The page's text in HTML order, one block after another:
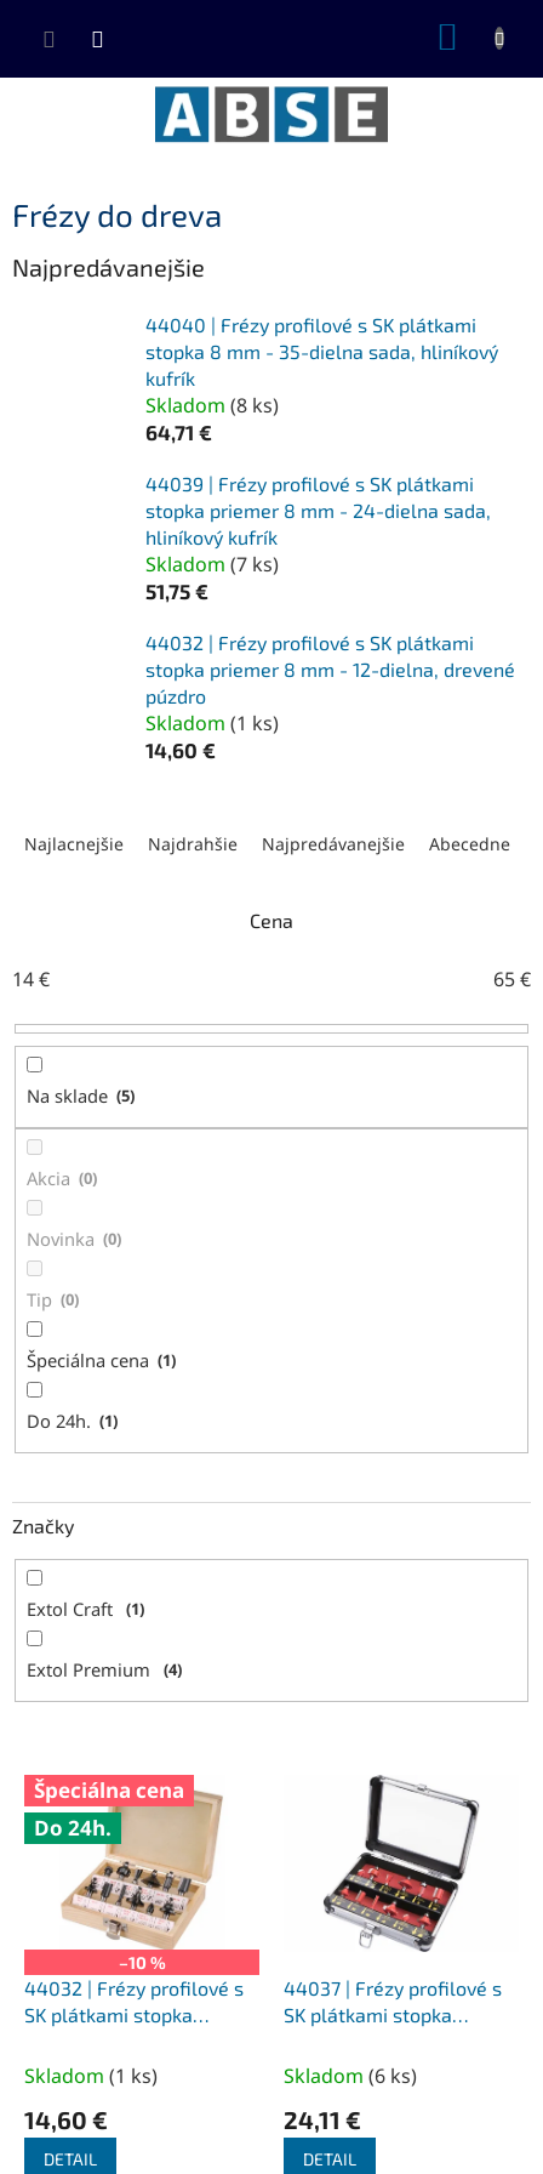
Frézy do dreva
Najpredávanejšie
44040 | Frézy profilové s SK plátkami
stopka 8 mm - 35-dielna sada, hliníkový
kufrík
Skladom (8 ks)
64,71 €
44039 | Frézy profilové s SK plátkami
stopka priemer 8 mm - 24-dielna sada,
hliníkový kufrík
Skladom (7 ks)
51,75 €
44032 | Frézy profilové s SK plátkami
stopka priemer 8 mm - 12-dielna, drevené
púzdro
Skladom (1 ks)
14,60 €
e
r
o
k
Najlacnejšie Najdrahšie Najpredávanejšie Abecedne
Cena
14€ 65€
Na sklade 5
Akcia 0
Novinka 0
Tip 0
Špeciálna cena 1
Do 24h. 1
Značky
Extol Craft 1
Extol Premium 4
V
Špeciálna cena
Do 24h.
–10 %
44032 | Frézy profilové s
SK plátkami stopka
drevené púzdro
Skladom (1 ks)
14,60 €
DETAIL
44037 | Frézy profilové s
SK plátkami stopka
sada, hliníkové púzdro
Skladom (6 ks)
24,11 €
DETAIL